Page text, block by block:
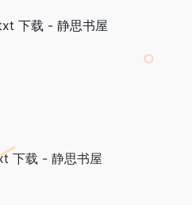
下载 - 静思书屋
下载 - 静思书屋